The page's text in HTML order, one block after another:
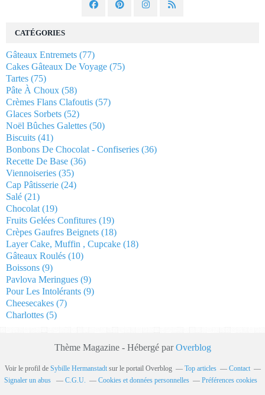
CATÉGORIES
Gâteaux Entremets (77)
Cakes Gâteaux De Voyage (75)
Tartes (75)
Pâte À Choux (58)
Crèmes Flans Clafoutis (57)
Glaces Sorbets (52)
Noël Bûches Galettes (50)
Biscuits (41)
Bonbons De Chocolat - Confiseries (36)
Recette De Base (36)
Viennoiseries (35)
Cap Pâtisserie (24)
Salé (21)
Chocolat (19)
Fruits Gelées Confitures (19)
Crèpes Gaufres Beignets (18)
Layer Cake, Muffin , Cupcake (18)
Gâteaux Roulés (10)
Boissons (9)
Pavlova Meringues (9)
Pour Les Intolérants (9)
Cheesecakes (7)
Charlottes (5)
Thème Magazine - Hébergé parOverblog
Voir le profil de Sybille Hermanstadtsur le portail Overblog Top articles
Contact
Signaler un abus
C.G.U. Cookies et données personnelles Préférences cookies